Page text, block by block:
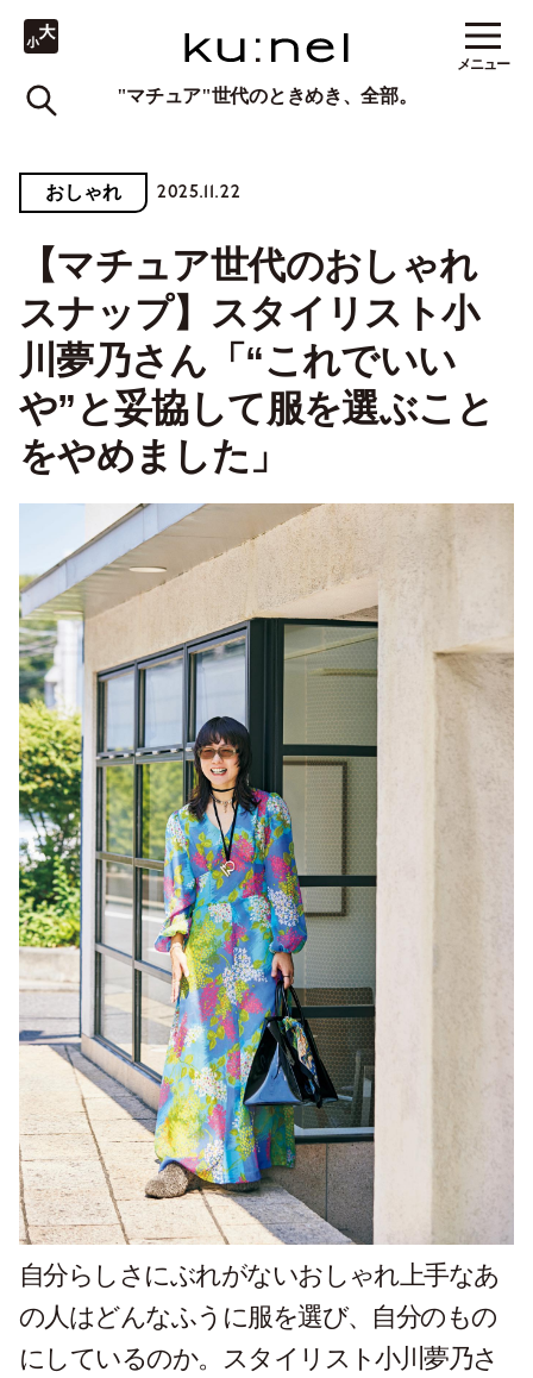
"マチュア"世代のときめき、全部。
メニュー
おしゃれ 2025.11.22
【マチュア世代のおしゃれ
スナップ】スタイリスト小
川夢乃さん「“これでいい
や”と妥協して服を選ぶこと
をやめました」
自分らしさにぶれがないおしゃれ上手なあ
の人はどんなふうに服を選び、自分のもの
にしているのか。スタイリスト小川夢乃さ